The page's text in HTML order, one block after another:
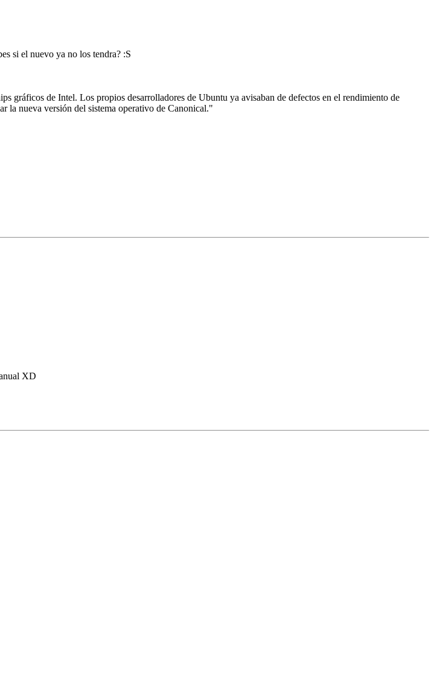
si el nuevo ya no los tendra? :S
gráficos de Intel. Los propios desarrolladores de Ubuntu ya avisaban de defectos en el rendimiento de
la nueva versión del sistema operativo de Canonical."
XD